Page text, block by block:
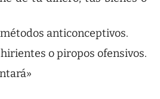
anticonceptivos.
o piropos ofensivos.